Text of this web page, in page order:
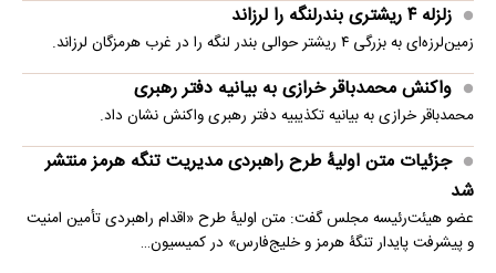
زلزله ۴ ریشتری بندرلنگه را لرزاند
زمین‌لرزه‌ای به بزرگی ۴ ریشتر حوالی بندر لنگه را در غرب هرمزگان لرزاند.
واکنش محمدباقر خرازی به بیانیه دفتر رهبری
محمدباقر خرازی به بیانیه تکذیبیه دفتر رهبری واکنش نشان داد.
جزئیات متن اولیۀ طرح راهبردی مدیریت تنگه هرمز منتشر
شد
عضو هیئت‌رئیسه مجلس گفت: متن اولیۀ طرح «اقدام راهبردی تأمین امنیت
و پیشرفت پایدار تنگۀ هرمز و خلیج‌فارس» در کمیسیون…